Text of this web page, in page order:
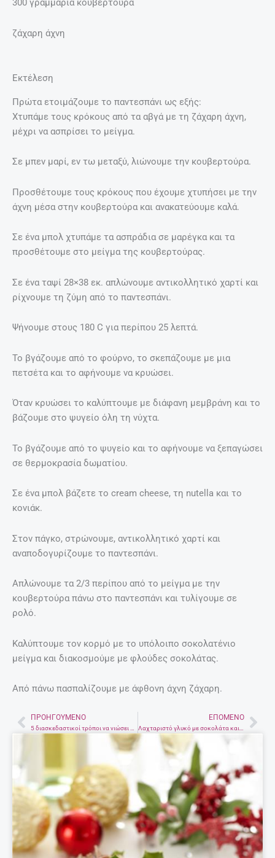
300 γραμμάρια κουβερτούρα
ζάχαρη άχνη
Εκτέλεση
Πρώτα ετοιμάζουμε το παντεσπάνι ως εξής:
Χτυπάμε τους κρόκους από τα αβγά με τη ζάχαρη άχνη,
μέχρι να ασπρίσει το μείγμα.
Σε μπεν μαρί, εν τω μεταξύ, λιώνουμε την κουβερτούρα.
Προσθέτουμε τους κρόκους που έχουμε χτυπήσει με την
άχνη μέσα στην κουβερτούρα και ανακατεύουμε καλά.
Σε ένα μπολ χτυπάμε τα ασπράδια σε μαρέγκα και τα
προσθέτουμε στο μείγμα της κουβερτούρας.
Σε ένα ταψί 28×38 εκ. απλώνουμε αντικολλητικό χαρτί και
ρίχνουμε τη ζύμη από το παντεσπάνι.
Ψήνουμε στους 180 C για περίπου 25 λεπτά.
Το βγάζουμε από το φούρνο, το σκεπάζουμε με μια
πετσέτα και το αφήνουμε να κρυώσει.
Όταν κρυώσει το καλύπτουμε με διάφανη μεμβράνη και το
βάζουμε στο ψυγείο όλη τη νύχτα.
Το βγάζουμε από το ψυγείο και το αφήνουμε να ξεπαγώσει
σε θερμοκρασία δωματίου.
Σε ένα μπολ βάζετε το cream cheese, τη nutella και το
κονιάκ.
Στον πάγκο, στρώνουμε, αντικολλητικό χαρτί και
αναποδογυρίζουμε το παντεσπάνι.
Απλώνουμε τα 2/3 περίπου από το μείγμα με την
κουβερτούρα πάνω στο παντεσπάνι και τυλίγουμε σε
ρολό.
Καλύπτουμε τον κορμό με το υπόλοιπο σοκολατένιο
μείγμα και διακοσμούμε με φλούδες σοκολάτας.
Από πάνω πασπαλίζουμε με άφθονη άχνη ζάχαρη.
PrevΠΡΟΗΓΟΎΜΕΝΟ ΕΠΌΜΕΝΟ